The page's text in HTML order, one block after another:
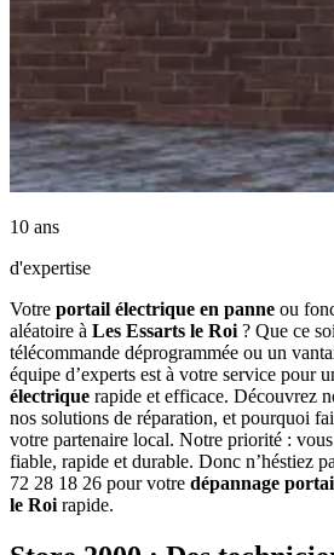
10 ans
d'expertise
Votre portail électrique en panne ou
aléatoire à Les Essarts le Roi? Que ce
télécommande déprogrammée ou un
équipe d’experts est à votre service pour
électrique rapide et efficace. Découvrez
nos solutions de réparation, et pourquoi
votre partenaire local. Notre priorité :
fiable, rapide et durable. Donc n’héstiez
72 28 18 26 pour votre dépannage
le Roirapide.